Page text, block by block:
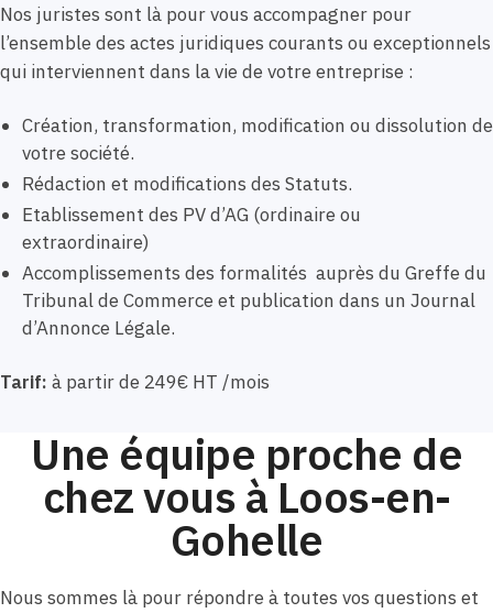
Nos juristes sont là pour vous accompagner pour
l’ensemble des actes juridiques courants ou exceptionnels
qui interviennent dans la vie de votre entreprise :
Création, transformation, modification ou dissolution de
votre société.
Rédaction et modifications des Statuts.
Etablissement des PV d’AG (ordinaire ou
extraordinaire)
Accomplissements des formalités auprès du Greffe du
Tribunal de Commerce et publication dans un Journal
d’Annonce Légale.
Tarif: à partir de 249€ HT /mois
Une équipe proche de
chez vous à Loos-en-
Gohelle
Nous sommes là pour répondre à toutes vos questions et